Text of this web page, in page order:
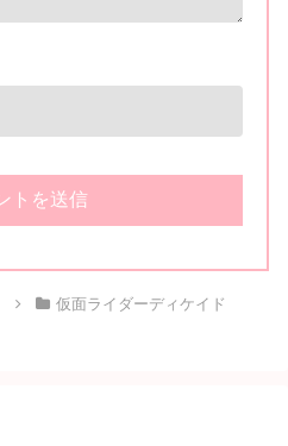
仮面ライダーディケイド